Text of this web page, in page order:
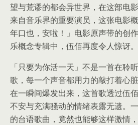
望与荒谬的都会异世界，在这部电
来自音乐界的重要演员，这张电影
年口也，安啦！」电影原声带的创
乐概念专辑中，伍佰再度令人惊讶。
「只要为你活一天」不是一首在聆
歌，每一个声音都用力的敲打着心
在一瞬间爆发出来，这首歌透过伍
不安与充满骚动的情绪表露无遗。
的台语歌曲，竟然也能够这样激情